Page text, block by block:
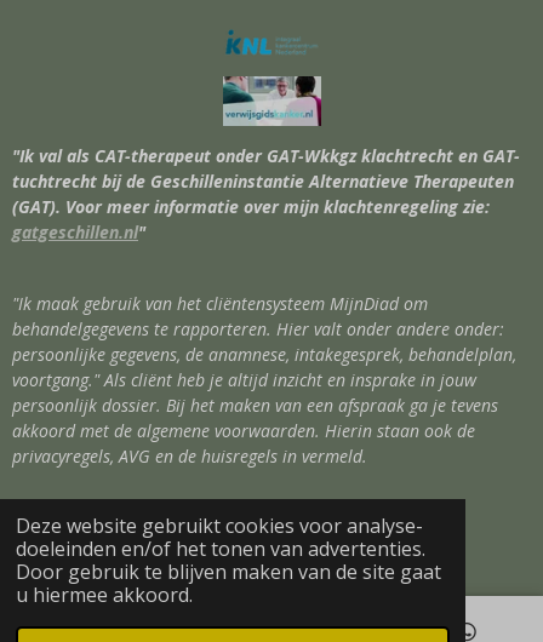
Deze website gebruikt cookies voor analyse-
doeleinden en/of het tonen van advertenties.
Door gebruik te blijven maken van de site gaat
u hiermee akkoord.
"Ik val als CAT-therapeut onder GAT-Wkkgz klachtrecht en GAT-
tuchtrecht bij de Geschilleninstantie Alternatieve Therapeuten
(GAT). Voor meer informatie over mijn klachtenregeling zie:
gatgeschillen.nl"
"Ik maak gebruik van het cliëntensysteem MijnDiad om
behandelgegevens te rapporteren. Hier valt onder andere onder:
persoonlijke gegevens, de anamnese, intakegesprek, behandelplan,
voortgang." Als cliënt heb je altijd inzicht en insprake in jouw
persoonlijk dossier. Bij het maken van een afspraak ga je tevens
akkoord met de algemene voorwaarden. Hierin staan ook de
privacyregels, AVG en de huisregels in vermeld.
© 2020CopywrightHolistic Flow
Powered byJouwWeb